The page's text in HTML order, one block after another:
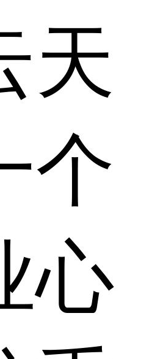
天
个
心